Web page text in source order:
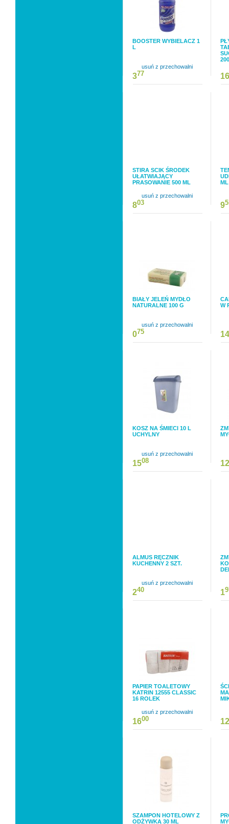
BOOSTER WYBIELACZ 1
L
usuń z przechowalni
377 16
STIRA SCIK ŚRODEK
UŁATWIAJĄCY
PRASOWANIE 500 ML
usuń z przechowalni
803
ML
9
BIAŁY JELEŃ MYDŁO
NATURALNE 100 G
usuń z przechowalni
075
W
14
KOSZ NA ŚMIECI 10 L
UCHYLNY
usuń z przechowalni
1508 12
ALMUS RĘCZNIK
KUCHENNY 2 SZT.
usuń z przechowalni
240 1
PAPIER TOALETOWY
KATRIN 12555 CLASSIC
16 ROLEK
usuń z przechowalni
1600 12
SZAMPON HOTELOWY Z
ODŻYWKĄ 30 ML